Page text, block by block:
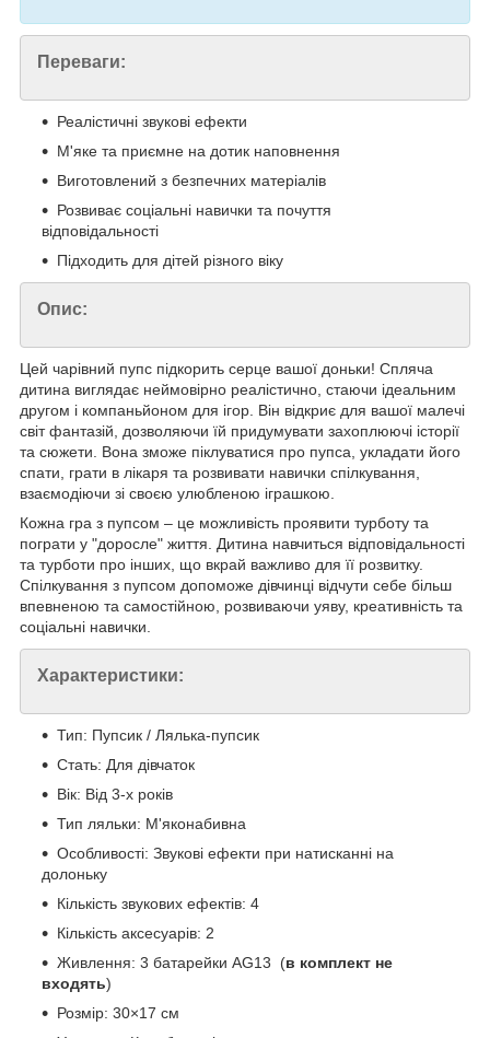
Переваги:
Реалістичні звукові ефекти
М'яке та приємне на дотик наповнення
Виготовлений з безпечних матеріалів
Розвиває соціальні навички та почуття
відповідальності
Підходить для дітей різного віку
Опис:
Цей чарівний пупс підкорить серце вашої доньки! Спляча
дитина виглядає неймовірно реалістично, стаючи ідеальним
другом і компаньйоном для ігор. Він відкриє для вашої малечі
світ фантазій, дозволяючи їй придумувати захоплюючі історії
та сюжети. Вона зможе піклуватися про пупса, укладати його
спати, грати в лікаря та розвивати навички спілкування,
взаємодіючи зі своєю улюбленою іграшкою.
Кожна гра з пупсом – це можливість проявити турботу та
пограти у "доросле" життя. Дитина навчиться відповідальності
та турботи про інших, що вкрай важливо для її розвитку.
Спілкування з пупсом допоможе дівчинці відчути себе більш
впевненою та самостійною, розвиваючи уяву, креативність та
соціальні навички.
Характеристики:
Тип: Пупсик / Лялька-пупсик
Стать: Для дівчаток
Вік: Від 3-х років
Тип ляльки: М'яконабивна
Особливості: Звукові ефекти при натисканні на
долоньку
Кількість звукових ефектів: 4
Кількість аксесуарів: 2
Живлення: 3 батарейки AG13 (в комплект не
входять)
Розмір: 30×17 см